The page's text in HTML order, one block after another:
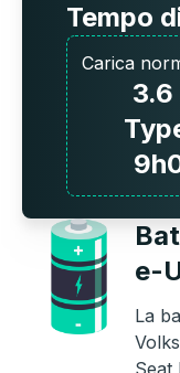
Tempo
Carica
3.6
e-
La